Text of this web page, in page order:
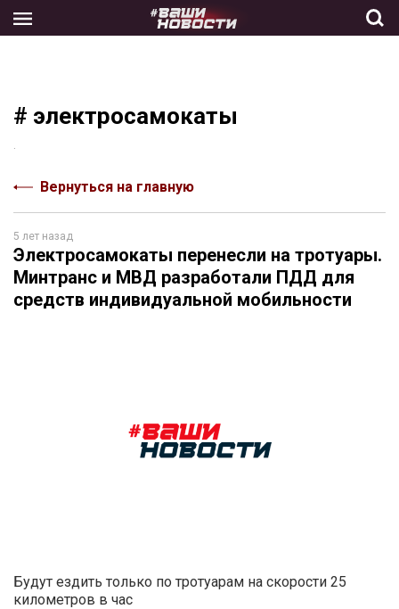
the
# электросамокаты
Вернуться на главную
5 лет назад
Электросамокаты перенесли на тротуары.
Минтранс и МВД разработали ПДД для
средств индивидуальной мобильности
Будут ездить только по тротуарам на скорости 25
километров в час